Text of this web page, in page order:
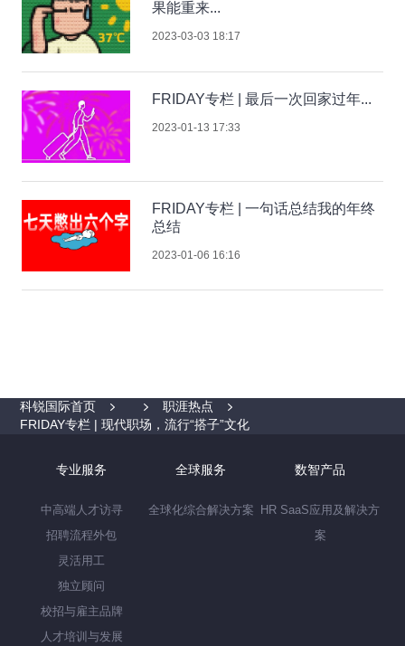
果能重来...
2023-03-03 18:17
FRIDAY专栏 | 最后一次回家过年...
2023-01-13 17:33
FRIDAY专栏 | 一句话总结我的年终
总结
2023-01-06 16:16
科锐国际首页
职涯热点
FRIDAY专栏 | 现代职场，流行“搭子”文化
专业服务
中高端人才访寻
招聘流程外包
灵活用工
独立顾问
校招与雇主品牌
人才培训与发展
全球服务
全球化综合解决方案
数智产品
HR SaaS应用及解决方
案